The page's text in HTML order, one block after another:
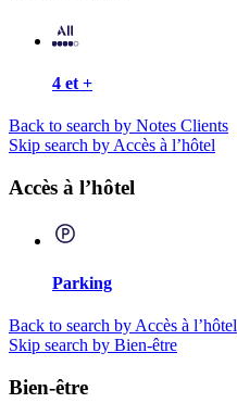
4 et +
Back to search by Notes Clients
Skip search by Accès à l’hôtel
Accès à l’hôtel
Parking
Back to search by Accès à l’hôtel
Skip search by Bien-être
Bien-être